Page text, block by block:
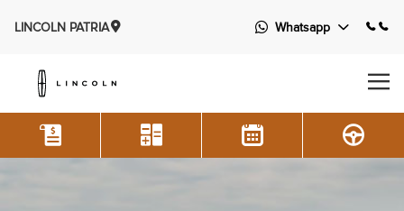
LINCOLN PATRIA Whatsapp